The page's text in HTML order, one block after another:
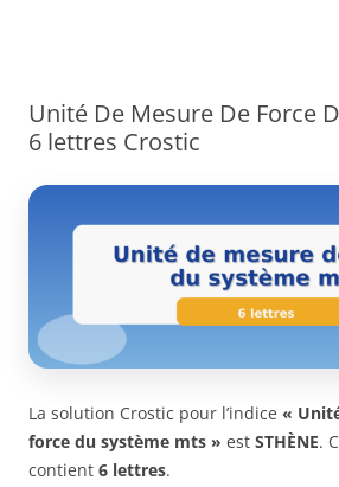
Unité De Mesure De Force
6 lettres Crostic
La solution Crostic pour l’indice «
force du système mts » est STHÈNE.
contient 6 lettres.